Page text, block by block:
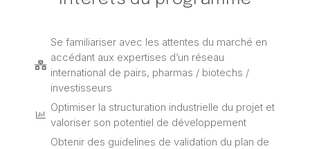
Se familiariser avec les attentes du marché en
accédant aux expertises d’un réseau
international de pairs, pharmas / biotechs /
investisseurs
Optimiser la structuration industrielle du projet et
valoriser son potentiel de développement
Obtenir des guidelines de validation du plan de